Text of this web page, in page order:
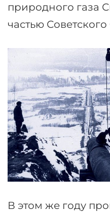
природного газа
частью
В этом же году